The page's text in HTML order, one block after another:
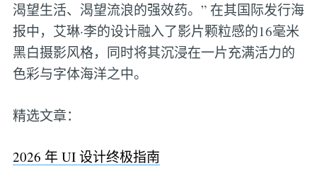
渴望生活、渴望流浪的强效药。” 在其国际发行海
报中，艾琳·李的设计融入了影片颗粒感的16毫米
黑白摄影风格，同时将其沉浸在一片充满活力的
色彩与字体海洋之中。
精选文章：
2026 年 UI 设计终极指南